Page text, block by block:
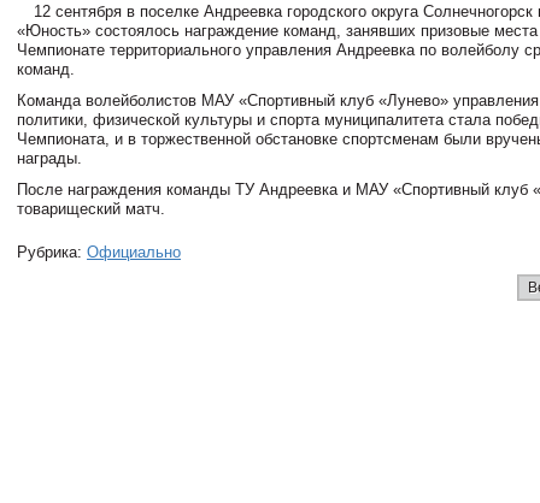
12 сентября в поселке Андреевка городского округа Солнечногорск
«Юность» состоялось награждение команд, занявших призовые
Чемпионате территориального управления Андреевка по волейболу
команд.
Команда волейболистов МАУ «Спортивный клуб «Лунево»
политики, физической культуры и спорта муниципалитета стала
Чемпионата, и в торжественной обстановке спортсменам были
награды.
После награждения команды ТУ Андреевка и МАУ «Спортивный клуб
товарищеский матч.
Рубрика: Официально